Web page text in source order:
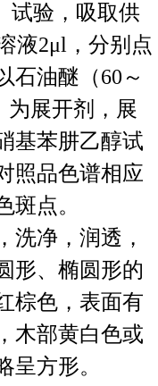
试验，吸取供
液2μl，分别点
石油醚（60～
为展开剂，展
基苯肼乙醇试
照品色谱相应
斑点。
洗净，润透，
形、椭圆形的
棕色，表面有
木部黄白色或
呈方形。